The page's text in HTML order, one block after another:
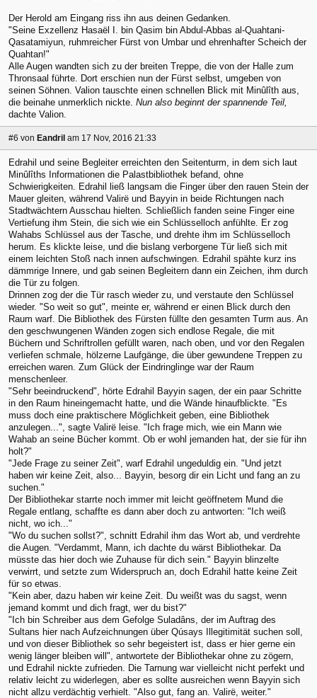
Der Herold am Eingang riss ihn aus deinen Gedanken.
"Seine Exzellenz Hasaël I. bin Qasim bin Abdul-Abbas al-Quahtani-
Qasatamiyun, ruhmreicher Fürst von Umbar und ehrenhafter Scheich der
Quahtan!"
Alle Augen wandten sich zu der breiten Treppe, die von der Halle zum
Thronsaal führte. Dort erschien nun der Fürst selbst, umgeben von
seinen Söhnen. Valion tauschte einen schnellen Blick mit Minûlîth aus,
die beinahe unmerklich nickte. Nun also beginnt der spannende Teil,
dachte Valion.
#6 von Eandril am 17 Nov, 2016 21:33
Edrahil und seine Begleiter erreichten den Seitenturm, in dem sich laut
Minûlîths Informationen die Palastbibliothek befand, ohne
Schwierigkeiten. Edrahil ließ langsam die Finger über den rauen Stein der
Mauer gleiten, während Valirë und Bayyin in beide Richtungen nach
Stadtwächtern Ausschau hielten. Schließlich fanden seine Finger eine
Vertiefung ihm Stein, die sich wie ein Schlüsselloch anfühlte. Er zog
Wahabs Schlüssel aus der Tasche, und drehte ihm im Schlüsselloch
herum. Es klickte leise, und die bislang verborgene Tür ließ sich mit
einem leichten Stoß nach innen aufschwingen. Edrahil spähte kurz ins
dämmrige Innere, und gab seinen Begleitern dann ein Zeichen, ihm durch
die Tür zu folgen.
Drinnen zog der die Tür rasch wieder zu, und verstaute den Schlüssel
wieder. "So weit so gut", meinte er, während er einen Blick durch den
Raum warf. Die Bibliothek des Fürsten füllte den gesamten Turm aus. An
den geschwungenen Wänden zogen sich endlose Regale, die mit
Büchern und Schriftrollen gefüllt waren, nach oben, und vor den Regalen
verliefen schmale, hölzerne Laufgänge, die über gewundene Treppen zu
erreichen waren. Zum Glück der Eindringlinge war der Raum
menschenleer.
"Sehr beeindruckend", hörte Edrahil Bayyin sagen, der ein paar Schritte
in den Raum hineingemacht hatte, und die Wände hinaufblickte. "Es
muss doch eine praktischere Möglichkeit geben, eine Bibliothek
anzulegen...", sagte Valirë leise. "Ich frage mich, wie ein Mann wie
Wahab an seine Bücher kommt. Ob er wohl jemanden hat, der sie für ihn
holt?"
"Jede Frage zu seiner Zeit", warf Edrahil ungeduldig ein. "Und jetzt
haben wir keine Zeit, also... Bayyin, besorg dir ein Licht und fang an zu
suchen."
Der Bibliothekar starrte noch immer mit leicht geöffnetem Mund die
Regale entlang, schaffte es dann aber doch zu antworten: "Ich weiß
nicht, wo ich..."
"Wo du suchen sollst?", schnitt Edrahil ihm das Wort ab, und verdrehte
die Augen. "Verdammt, Mann, ich dachte du wärst Bibliothekar. Da
müsste das hier doch wie Zuhause für dich sein." Bayyin blinzelte
verwirrt, und setzte zum Widerspruch an, doch Edrahil hatte keine Zeit
für so etwas.
"Kein aber, dazu haben wir keine Zeit. Du weißt was du sagst, wenn
jemand kommt und dich fragt, wer du bist?"
"Ich bin Schreiber aus dem Gefolge Suladâns, der im Auftrag des
Sultans hier nach Aufzeichnungen über Qúsays Illegitimität suchen soll,
und von dieser Bibliothek so sehr begeistert ist, dass er hier gerne ein
wenig länger bleiben will", antwortete der Bibliothekar ohne zu zögern,
und Edrahil nickte zufrieden. Die Tarnung war vielleicht nicht perfekt und
relativ leicht zu widerlegen, aber es sollte ausreichen wenn Bayyin sich
nicht allzu verdächtig verhielt. "Also gut, fang an. Valirë, weiter."